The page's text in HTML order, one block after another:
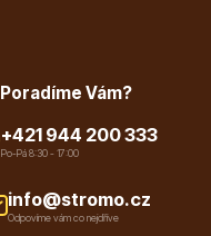
Poradíme Vám?
+421 944 200 333
Po-Pá 8:30 - 17:00
info@stromo.cz
Odpovíme vám co nejdříve